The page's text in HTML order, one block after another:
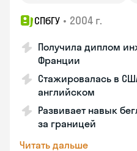
СПбГУ • 2004 г.
Получила диплом
Франции
Стажировалась в
английском
Развивает навык
за границей
Читать дальше